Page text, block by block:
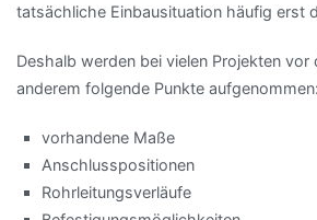
tatsächliche Einbausituation häufig erst
Deshalb werden bei vielen Projekten vor
anderem folgende Punkte aufgenommen:
vorhandene Maße
Anschlusspositionen
Rohrleitungsverläufe